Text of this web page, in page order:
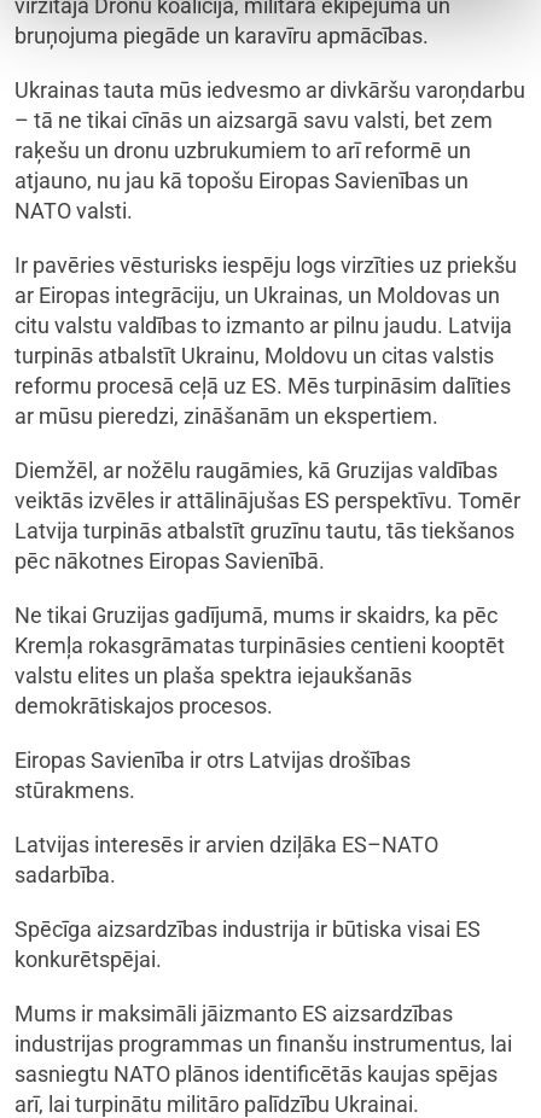
virzītajā Dronu koalīcijā, militārā ekipējuma un
bruņojuma piegāde un karavīru apmācības.
Ukrainas tauta mūs iedvesmo ar divkāršu varoņdarbu
– tā ne tikai cīnās un aizsargā savu valsti, bet zem
raķešu un dronu uzbrukumiem to arī reformē un
atjauno, nu jau kā topošu Eiropas Savienības un
NATO valsti.
Ir pavēries vēsturisks iespēju logs virzīties uz priekšu
ar Eiropas integrāciju, un Ukrainas, un Moldovas un
citu valstu valdības to izmanto ar pilnu jaudu. Latvija
turpinās atbalstīt Ukrainu, Moldovu un citas valstis
reformu procesā ceļā uz ES. Mēs turpināsim dalīties
ar mūsu pieredzi, zināšanām un ekspertiem.
Diemžēl, ar nožēlu raugāmies, kā Gruzijas valdības
veiktās izvēles ir attālinājušas ES perspektīvu. Tomēr
Latvija turpinās atbalstīt gruzīnu tautu, tās tiekšanos
pēc nākotnes Eiropas Savienībā.
Ne tikai Gruzijas gadījumā, mums ir skaidrs, ka pēc
Kremļa rokasgrāmatas turpināsies centieni kooptēt
valstu elites un plaša spektra iejaukšanās
demokrātiskajos procesos.
Eiropas Savienība ir otrs Latvijas drošības
stūrakmens.
Latvijas interesēs ir arvien dziļāka ES–NATO
sadarbība.
Spēcīga aizsardzības industrija ir būtiska visai ES
konkurētspējai.
Mums ir maksimāli jāizmanto ES aizsardzības
industrijas programmas un finanšu instrumentus, lai
sasniegtu NATO plānos identificētās kaujas spējas
arī, lai turpinātu militāro palīdzību Ukrainai.